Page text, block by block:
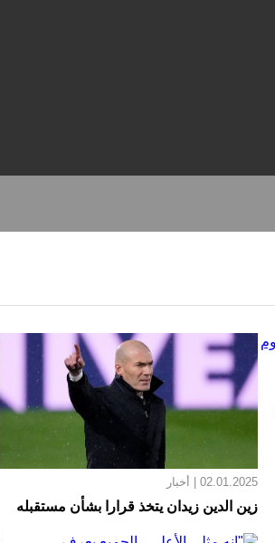
02.01.2025 | أخبار
زين الدين زيدان يتخذ قرارا بشأن مستقبله